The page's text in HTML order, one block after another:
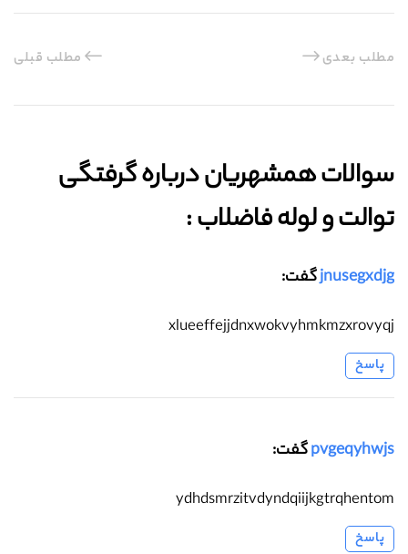
مطلب قبلی مطلب بعدی
سوالات همشهریان درباره گرفتگی
توالت و لوله فاضلاب :‌
jnusegxdjgگفت:
xlueeffejjdnxwokvyhmkmzxrovyqj
پاسخ
pvgeqyhwjsگفت:
ydhdsmrzitvdyndqiijkgtrqhentom
پاسخ